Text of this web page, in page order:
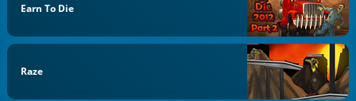
Earn To Die
Raze